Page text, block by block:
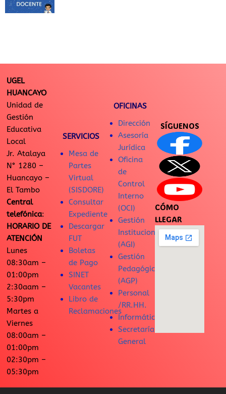
UGEL
HUANCAYO
Unidad de
Gestión
Educativa
Local
Jr. Atalaya
N° 1280 –
Huancayo –
El Tambo
Central
telefónica:
HORARIO DE
ATENCIÓN
Lunes
08:30am –
01:00pm
2:30aam –
5:30pm
Martes a
Viernes
08:00am –
01:00pm
02:30pm –
05:30pm
SERVICIOS
Mesa de
Partes
Virtual
(SISDORE)
Consultar
Expediente
Descargar
FUT
Boletas
de Pago
SINET
Vacantes
Libro de
Reclamaciones
OFICINAS
Dirección
Asesoría
Jurídica
Oficina
de
Control
Interno
(OCI)
Gestión
Institucional
(AGI)
Gestión
Pedagógica
(AGP)
Personal
/RR.HH.
Informática
Secretaría
General
SÍGUENOS
CÓMO
LLEGAR